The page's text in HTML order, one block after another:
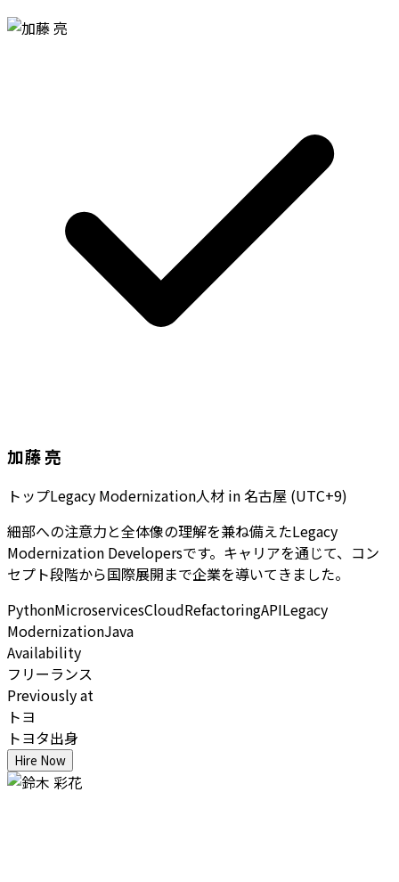
加藤 亮
トップLegacy Modernization人材 in 名古屋 (UTC+9)
細部への注意力と全体像の理解を兼ね備えたLegacy
Modernization Developersです。キャリアを通じて、コン
セプト段階から国際展開まで企業を導いてきました。
PythonMicroservicesCloudRefactoringAPILegacy
ModernizationJava
Availability
フリーランス
Previously at
トヨ
トヨタ出身
Hire Now